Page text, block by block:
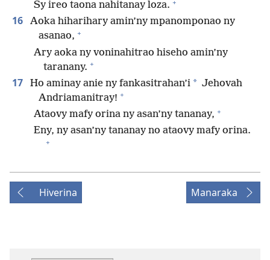
Sy ireo taona nahitanay loza. +
16
Aoka hiharihary amin’ny mpanomponao ny
asanao, +
Ary aoka ny voninahitrao hiseho amin’ny
taranany. +
17 Ho aminay anie ny fankasitrahan’i * Jehovah
Andriamanitray! +
Ataovy mafy orina ny asan’ny tananay, +
Eny, ny asan’ny tananay no ataovy mafy orina.
+
Hiverina Manaraka